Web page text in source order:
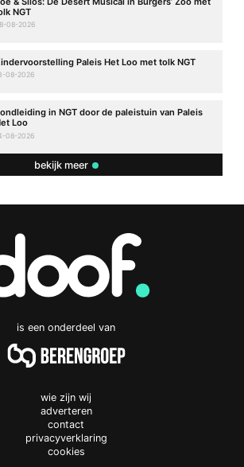
NGT
08-2026
Paleis Het Loo met tolk NGT
08-2026
in NGT door de paleistuin van Paleis
Loo
08-2026
bekijk meer
is een onderdeel van
wie zijn wij
adverteren
contact
privacyverklaring
cookies